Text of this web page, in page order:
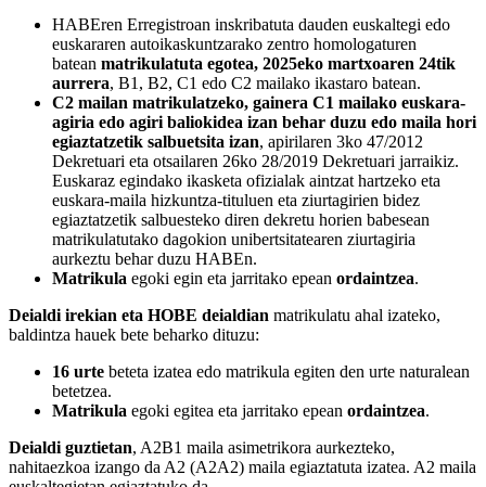
HABEren Erregistroan inskribatuta dauden euskaltegi edo
euskararen autoikaskuntzarako zentro homologaturen
batean matrikulatuta egotea, 2025eko martxoaren 24tik
aurrera, B1, B2, C1 edo C2 mailako ikastaro batean.
C2 mailan matrikulatzeko, gainera C1 mailako euskara-
agiria edo agiri baliokidea izan behar duzu edo maila hori
egiaztatzetik salbuetsita izan, apirilaren 3ko 47/2012
Dekretuari eta otsailaren 26ko 28/2019 Dekretuari jarraikiz.
Euskaraz egindako ikasketa ofizialak aintzat hartzeko eta
euskara-maila hizkuntza-tituluen eta ziurtagirien bidez
egiaztatzetik salbuesteko diren dekretu horien babesean
matrikulatutako dagokion unibertsitatearen ziurtagiria
aurkeztu behar duzu HABEn.
Matrikula egoki egin eta jarritako epean ordaintzea.
Deialdi irekian eta HOBE deialdian matrikulatu ahal izateko,
baldintza hauek bete beharko dituzu:
16 urte beteta izatea edo matrikula egiten den urte naturalean
betetzea.
Matrikula egoki egitea eta jarritako epean ordaintzea.
Deialdi guztietan, A2B1 maila asimetrikora aurkezteko,
nahitaezkoa izango da A2 (A2A2) maila egiaztatuta izatea. A2 maila